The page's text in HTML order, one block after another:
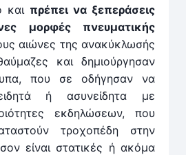
και πρέπει να ξεπεράσεις
μορφές πνευματικής
αιώνες της ανακύκλωσής
και δημιούργησαν
που σε οδήγησαν να
ή ασυνείδητα με
εκδηλώσεων, που
τροχοπέδη στην
είναι στατικές ή ακόμα